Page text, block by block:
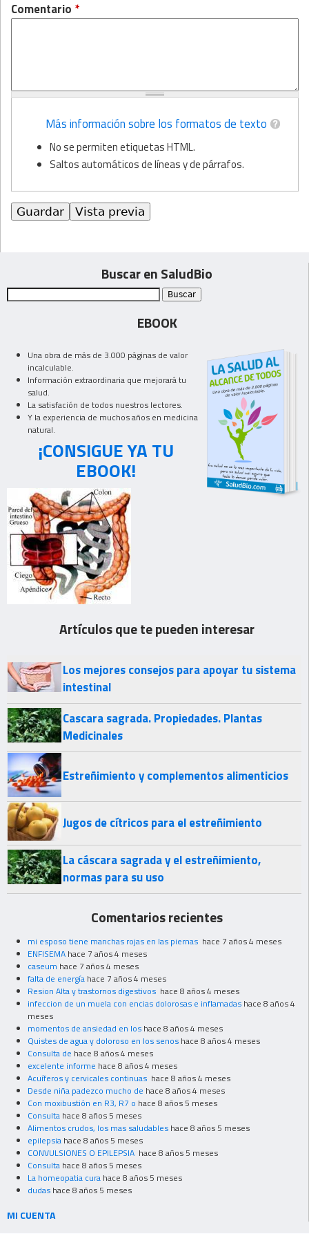
Comentario *
Más información sobre los formatos de texto
No se permiten etiquetas HTML.
Saltos automáticos de líneas y de párrafos.
Buscar en SaludBio
EBOOK
Una obra de más de 3.000 páginas de valor
incalculable.
Información extraordinaria que mejorará tu
salud.
La satisfación de todos nuestros lectores.
Y la experiencia de muchos años en medicina
natural.
¡CONSIGUE YA TU
EBOOK!
Artículos que te pueden interesar
Los mejores consejos para apoyar tu sistema
intestinal
Cascara sagrada. Propiedades. Plantas
Medicinales
Estreñimiento y complementos alimenticios
Jugos de cítricos para el estreñimiento
La cáscara sagrada y el estreñimiento,
normas para su uso
Comentarios recientes
mi esposo tiene manchas rojas en las piernas hace 7 años 4 meses
ENFISEMA hace 7 años 4 meses
caseum hace 7 años 4 meses
falta de energía hace 7 años 4 meses
Resion Alta y trastornos digestivos hace 8 años 4 meses
infeccion de un muela con encias dolorosas e inflamadas hace 8 años 4
meses
momentos de ansiedad en los hace 8 años 4 meses
Quistes de agua y doloroso en los senos hace 8 años 4 meses
Consulta de hace 8 años 4 meses
excelente informe hace 8 años 4 meses
Acuíferos y cervicales continuas hace 8 años 4 meses
Desde niña padezco mucho de hace 8 años 4 meses
Con moxibustión en R3, R7 o hace 8 años 5 meses
Consulta hace 8 años 5 meses
Alimentos crudos, los mas saludables hace 8 años 5 meses
epilepsia hace 8 años 5 meses
CONVULSIONES O EPILEPSIA hace 8 años 5 meses
Consulta hace 8 años 5 meses
La homeopatia cura hace 8 años 5 meses
dudas hace 8 años 5 meses
MI CUENTA